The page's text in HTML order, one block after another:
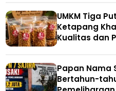
UMKM Tiga
Ketapang
Kualitas dan
Papan Nama
Bertahun-